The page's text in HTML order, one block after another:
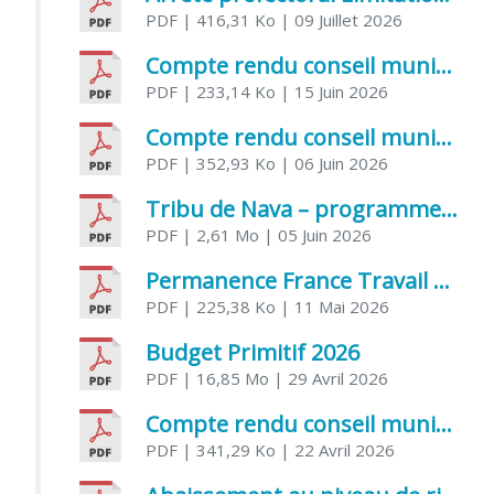
PDF | 416,31 Ko | 09 Juillet 2026
Compte rendu conseil municipal 5 juin 2026 sénatoriale
PDF | 233,14 Ko | 15 Juin 2026
Compte rendu conseil municipal – 21 avril 2026
PDF | 352,93 Ko | 06 Juin 2026
Tribu de Nava – programme et inscriptions été 2026
PDF | 2,61 Mo | 05 Juin 2026
Permanence France Travail au CCAS de Saujon Juin 2026
PDF | 225,38 Ko | 11 Mai 2026
Budget Primitif 2026
PDF | 16,85 Mo | 29 Avril 2026
Compte rendu conseil municipal – 7 avril 2026
PDF | 341,29 Ko | 22 Avril 2026